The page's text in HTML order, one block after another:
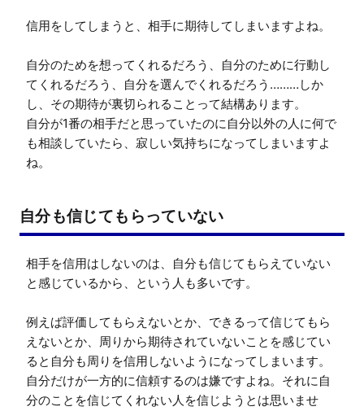
信用をしてしまうと、相手に期待してしまいますよね。
自分のためを想ってくれるだろう、自分のために行動し
てくれるだろう、自分を選んでくれるだろう………しか
し、その期待が裏切られることって結構あります。
自分が1番の相手だと思っていたのに自分以外の人に何で
も相談していたら、寂しい気持ちになってしまいますよ
ね。
自分も信じてもらっていない
相手を信用はしないのは、自分も信じてもらえていない
と感じているから、という人も多いです。
例えば評価してもらえないとか、できるって信じてもら
えないとか、周りから期待されていないことを感じてい
ると自分も周りを信用しないようになってしまいます。
自分だけが一方的に信頼するのは嫌ですよね。それに自
分のことを信じてくれない人を信じようとは思いませ